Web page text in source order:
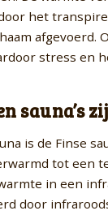
het
afgevoerd.
stress en
sauna’s
is de Finse
tot een
in een
door